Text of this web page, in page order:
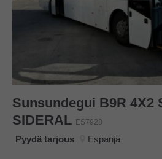
Sunsundegui B9R 4X2
SIDERAL ES7928
Pyydä tarjous Espanja